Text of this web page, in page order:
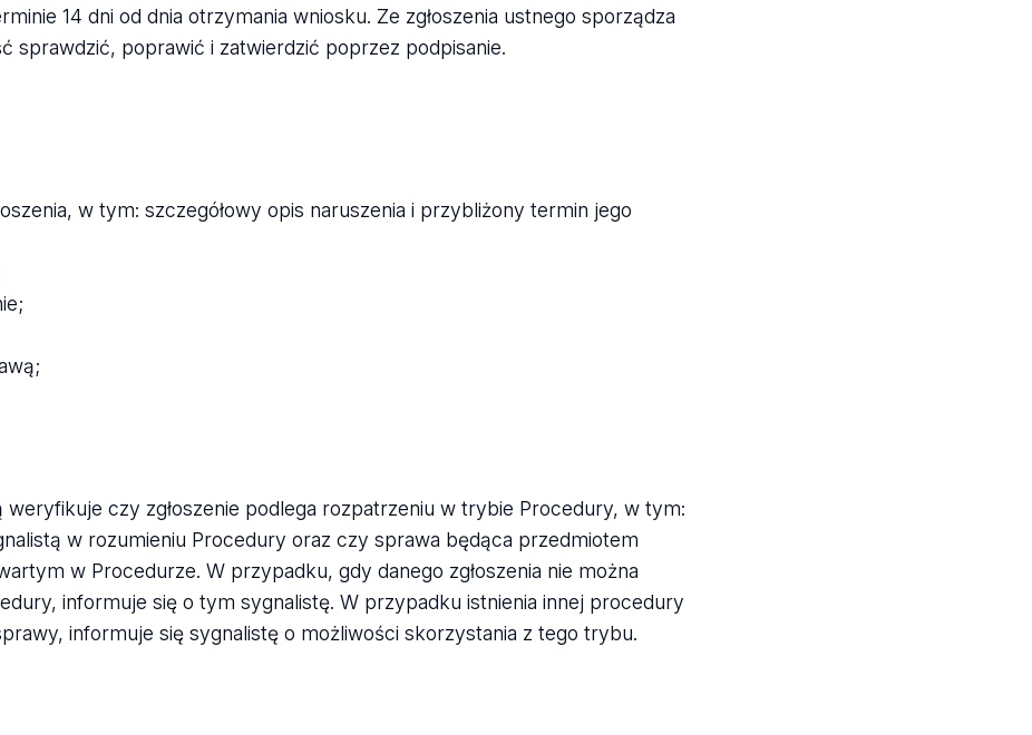
14 dni od dnia otrzymania wniosku. Ze zgłoszenia ustnego sporządza
sprawdzić, poprawić i zatwierdzić poprzez podpisanie.
w tym: szczegółowy opis naruszenia i przybliżony termin jego
weryfikuje czy zgłoszenie podlega rozpatrzeniu w trybie Procedury, w tym:
w rozumieniu Procedury oraz czy sprawa będąca przedmiotem
w Procedurze. W przypadku, gdy danego zgłoszenia nie można
informuje się o tym sygnalistę. W przypadku istnienia innej procedury
informuje się sygnalistę o możliwości skorzystania z tego trybu.